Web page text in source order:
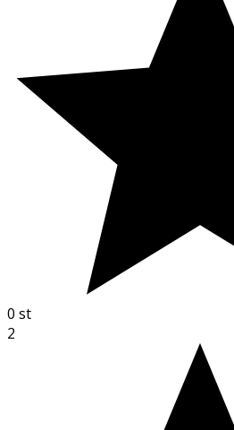
0 st
2